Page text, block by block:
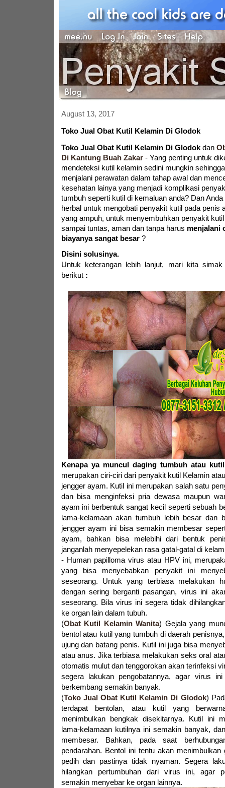
August 13, 2017
Toko Jual Obat Kutil Kelamin Di Glodok
Toko Jual Obat Kutil Kelamin Di Glodokdan
Di Kantung Buah Zakar- Yang penting untuk
mendeteksi kutil kelamin sedini mungkin
menjalani perawatan dalam tahap awal dan
kesehatan lainya yang menjadi komplikasi
tumbuh seperti kutil di kemaluan anda? Dan
herbal untuk mengobati penyakit kutil pada penis
yang ampuh, untuk menyembuhkan penyakit
sampai tuntas, aman dan tanpa harus menjalani
biayanya sangat besar ?
Disini solusinya.
Untuk keterangan lebih lanjut, mari kita simak
berikut:
Kenapa ya muncul daging tumbuh atau
merupakan ciri-ciri dari penyakit kutil Kelamin
jengger ayam. Kutil ini merupakan salah satu
dan bisa menginfeksi pria dewasa maupun
ayam ini berbentuk sangat kecil seperti sebuah
lama-kelamaan akan tumbuh lebih besar dan
jengger ayam ini bisa semakin membesar
ayam, bahkan bisa melebihi dari bentuk
janganlah menyepelekan rasa gatal-gatal di
- Human papilloma virus atau HPV ini,
yang bisa menyebabkan penyakit ini
seseorang. Untuk yang terbiasa melakukan
dengan sering berganti pasangan, virus ini
seseorang. Bila virus ini segera tidak
ke organ lain dalam tubuh.
(Obat Kutil Kelamin Wanita) Gejala yang
bentol atau kutil yang tumbuh di daerah
ujung dan batang penis. Kutil ini juga bisa
atau anus. Jika terbiasa melakukan seks oral
otomatis mulut dan tenggorokan akan terinfeksi
segera lakukan pengobatannya, agar virus
berkembang semakin banyak.
(Toko Jual Obat Kutil Kelamin Di Glodok)
terdapat bentolan, atau kutil yang
menimbulkan bengkak disekitarnya. Kutil ini
lama-kelamaan kutilnya ini semakin banyak,
membesar. Bahkan, pada saat
pendarahan. Bentol ini tentu akan menimbulkan
pedih dan pastinya tidak nyaman. Segera
hilangkan pertumbuhan dari virus ini, agar
semakin menyebar ke organ lainnya.